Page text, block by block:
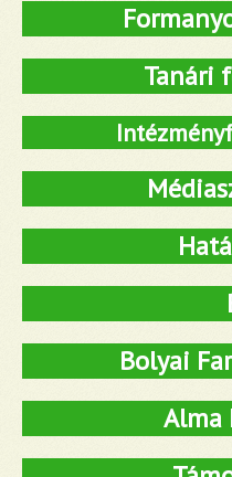
Tanári
Bolyai
Alma